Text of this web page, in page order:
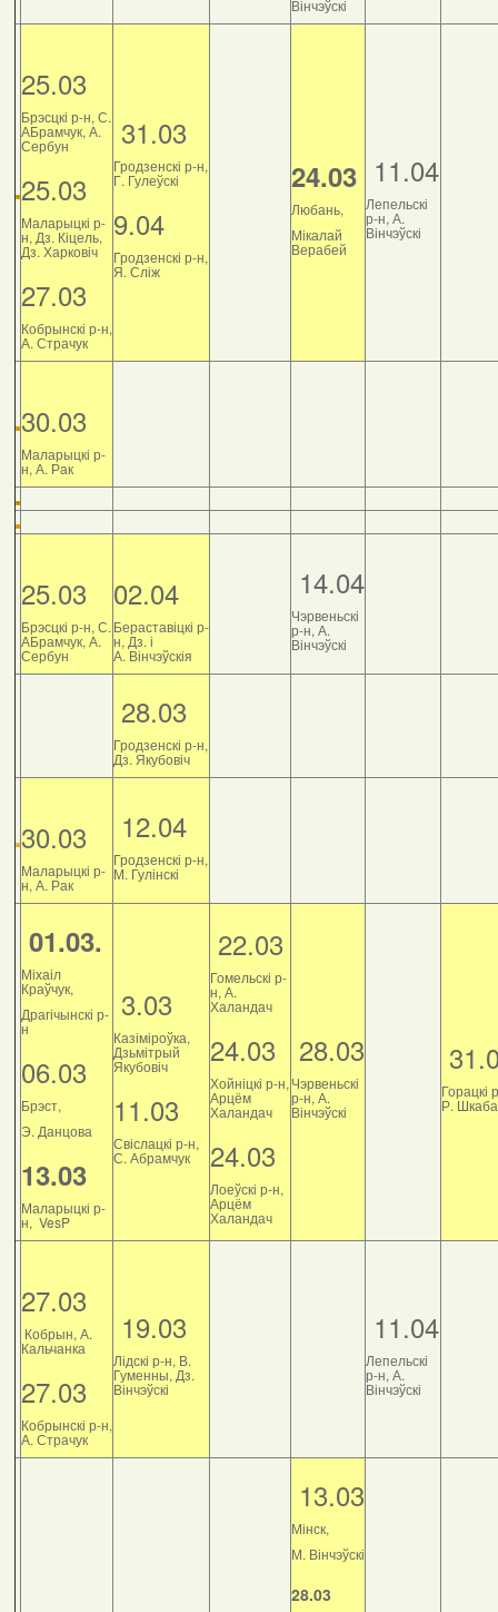
Вінчэўскі
25.03
Брэсцкі р-н, С.
АБрамчук, А.
Сербун
25.03
Маларыцкі р-
н, Дз. Кіцель,
Дз. Харковіч
27.03
Кобрынскі р-н,
А. Страчук
31.03
Гродзенскі р-н,
Г. Гулеўскі
9.04
Гродзенскі р-н,
Я. Сліж
24.03
Любань,
Мікалай
Верабей
11.04
Лепельскі
р-н, А.
Вінчэўскі
30.03
Маларыцкі р-
н, А. Рак
25.03
Брэсцкі р-н, С.
АБрамчук, А.
Сербун
02.04
Бераставіцкі р-
н, Дз. і
А. Вінчэўскія
14.04
Чэрвеньскі
р-н, А.
Вінчэўскі
28.03
Гродзенскі р-н,
Дз. Якубовіч
30.03
Маларыцкі р-
н, А. Рак
12.04
Гродзенскі р-н,
М. Гулінскі
01.03.
Міхаіл
Краўчук,
Драгічынскі р-
н
06.03
Брэст,
Э. Данцова
13.03
Маларыцкі р-
н, VesP
3.03
Казіміроўка,
Дзьмітрый
Якубовіч
11.03
Свіслацкі р-н,
С. Абрамчук
22.03
Гомельскі р-
н, А.
Халандач
24.03
Хойніцкі р-н,
Арцём
Халандач
24.03
Лоеўскі р-н,
Арцём
Халандач
28.03
Чэрвеньскі
р-н, А.
Вінчэўскі
Горацкі
Р.
27.03
Кобрын, А.
Кальчанка
27.03
Кобрынскі р-н,
А. Страчук
19.03
Лідскі р-н, В.
Гуменны, Дз.
Вінчэўскі
11.04
Лепельскі
р-н, А.
Вінчэўскі
13.03
Мінск,
М. Вінчэўскі
28.03